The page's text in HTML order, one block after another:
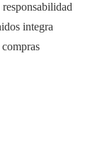
integra